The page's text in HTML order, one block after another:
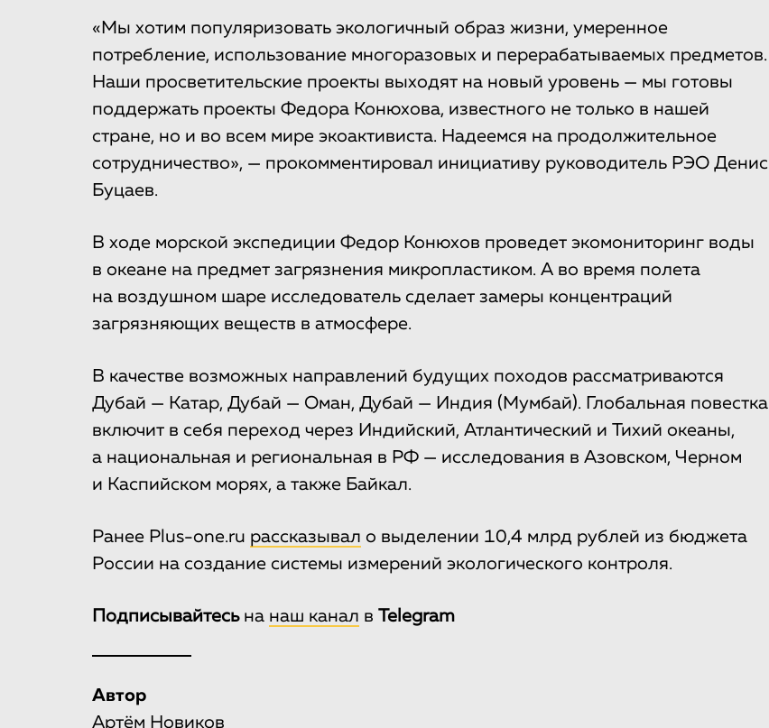
«Мы хотим популяризовать экологичный образ жизни, умеренное
потребление, использование многоразовых и перерабатываемых предметов.
Наши просветительские проекты выходят на новый уровень — мы готовы
поддержать проекты Федора Конюхова, известного не только в нашей
стране, но и во всем мире экоактивиста. Надеемся на продолжительное
сотрудничество», — прокомментировал инициативу руководитель РЭО Денис
Буцаев.
В ходе морской экспедиции Федор Конюхов проведет экомониторинг воды
в океане на предмет загрязнения микропластиком. А во время полета
на воздушном шаре исследователь сделает замеры концентраций
загрязняющих веществ в атмосфере.
В качестве возможных направлений будущих походов рассматриваются
Дубай — Катар, Дубай — Оман, Дубай — Индия (Мумбай). Глобальная повестка
включит в себя переход через Индийский, Атлантический и Тихий океаны,
а национальная и региональная в РФ — исследования в Азовском, Черном
и Каспийском морях, а также Байкал.
Ранее Plus-one.ru рассказывал о выделении 10,4 млрд рублей из бюджета
России на создание системы измерений экологического контроля.
Подписывайтесьна наш канал в Telegram
Автор
Артём Новиков